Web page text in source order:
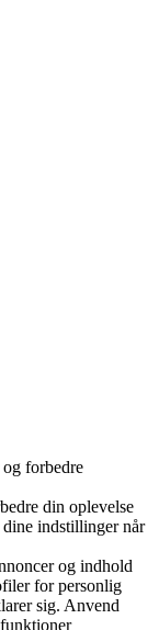
forbedre
din oplevelse
indstillinger når
og indhold
for personlig
sig. Anvend